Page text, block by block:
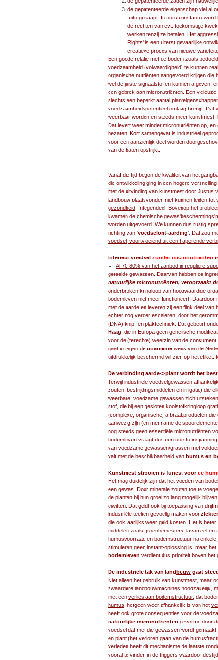
de gepatenteerde eigenschap viel al
feite gekaapt. In eerste instantie
de rechten van evt. toekomstige
werken tenzij ze betalen. Het
Rights' is een uiterst gevaarlijke
creatieve proces van nieuwe
Een goede relatie met de bodem zoals
voedzaamheid (volwaardigheid) te kunnen
organische nutriënten aangevoerd krijgen die
wel de juiste signaalstoffen kunnen afgeven,
een gebrek aan micronutriënten. Een
slechts een beperkt aantal
voedzaamheidspotentieel omlaag brengt. Dat
weerbaar worden en steeds meer kunstmest,
Dat levert weer minder micronutriënten op,
bezaten. Kort samengevat is industrieel
voor een aanzienlijk deel worden
van de baten opstrijkt.
Vanaf die tijd begon de kwaliteit van het
die ontwikkeling ging in een hogere
met de uitvinding van kunstmest door Justus
landbouw plaatsvonden niet kunnen leiden
gezondheid . Integendeel! Bovenop het
kwamen de chemische
worden uitgevoerd. We kunnen dus rustig
richting van 'voedselont-aarding'. Dat zou
voedsel, voortvloeiend uit een haperende
Inferieur voedsel zonder micronutriënten
Al 70-80% van het aanbod in reguliere
geteelde gewassen. Daarvan hebben de
natuurlijke micronutriënten, veroorzaakt
onderbroken kringloop van hoogwaardige
bodemleven niet meer functioneert.
met de aarde en leveren zij een flink deel van
echter nog verder escaleren, door het
(DNA) knip- en plaktechniek. Dat gebeurt
Haag , die in Europa geen genetische
voor de (terechte) weerzin van de
gaat in tegen de unanieme wens van de
uitdrukkelijk beschermd wil zien op het etiket.
De verbinding aarde<>plant wordt het
Terwijl industriële voedselgewassen
zouten, bestrijdingsmiddelen en irrigatie) die
weerbare, voedzame gewassen zich
stof, die bij een gesloten koolstofkringloop
(complexe, organische) afbraakproducten die
aanwezig zijn (en met name de
nog steeds geen essentiële micronutriënten
bodemleven vraagt dus een eerste
van voedzame gewassen/grassen met
valt met de beschikbaarheid van humus en
Kunstmest strooien is funest voorde
Het mag duidelijk zijn dat het voeden van
een gewas. Door minerale zouten toe te
de planten bij hun groei zo lang mogelijk
eiwitten. Dat geldt ook bij toepassing van
industriële teelten gevoelig maken voor
die ook jaarlijks weer geld kosten. Het is
middelen zoals groenbemesters, lavameel
humusvoorraad en bodemstructuur na
stimuleren geen instant-oplossing is, maar
bodemleven verdient dus prioriteit boven het
De industriële tak van land bouw gaat
Niet alleen het gebruik van kunstmest, maar
zwaardere landbouwmachines noodzakelijk,
met een verlies aan bodemstructuur, dat
humus , hetgeen weer afhankelijk is van het
heeft ook grote consequenties voor de
natuurlijke micronutriënten gevormd door
voedsel dat met die gewassen wordt
en plant (het verloren gaan van de
verleden heeft dit mechanisme de laatste
vooral te vinden in de triggers waardoor